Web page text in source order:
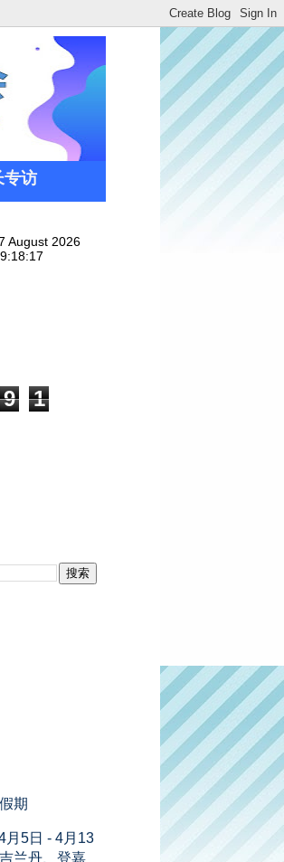
专访
9 1
5日 - 4月13